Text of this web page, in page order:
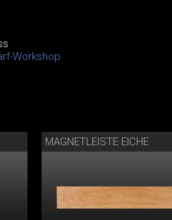
Workshop
MAGNETLEISTE EICHE